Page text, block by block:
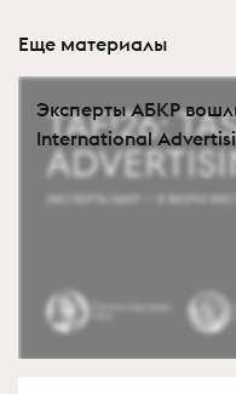
Еще материалы
Эксперты АБКР
International